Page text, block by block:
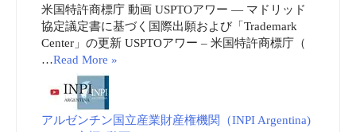
米国特許商標庁 動画 USPTOアワー ― マドリッド
協定議定書に基づく国際出願および「Trademark
Center」の更新 USPTOアワー – 米国特許商標庁（
…Read More »
アルゼンチン国立産業財産権機関（INPI Argentina)